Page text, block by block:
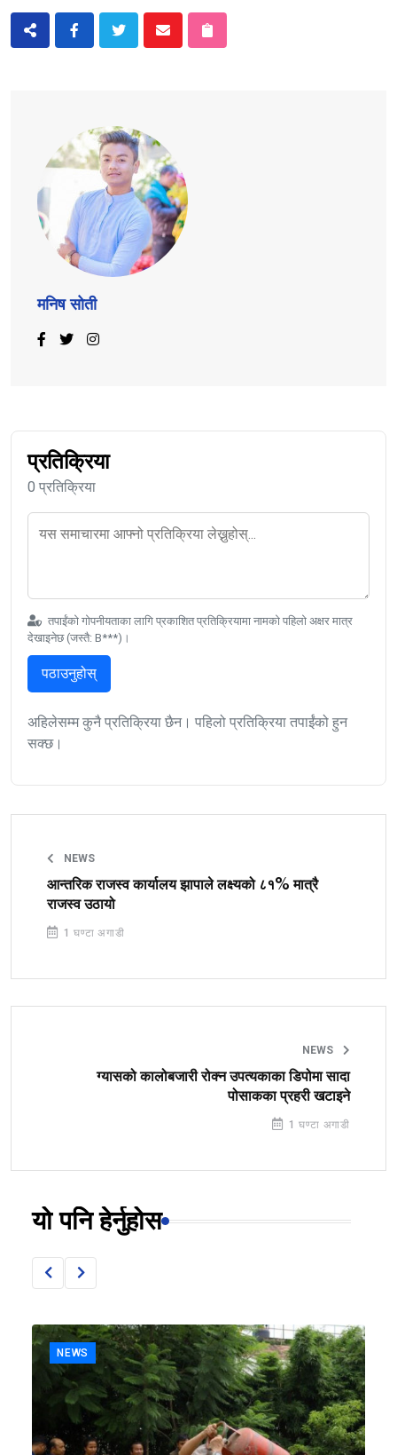
मनिष सोती
प्रतिक्रिया
0 प्रतिक्रिया
तपाईंको गोपनीयताका लागि प्रकाशित प्रतिक्रियामा नामको पहिलो अक्षर मात्र
देखाइनेछ (जस्तै: B***)।
पठाउनुहोस्
अहिलेसम्म कुनै प्रतिक्रिया छैन। पहिलो प्रतिक्रिया तपाईंको हुन
सक्छ।
NEWS
आन्तरिक राजस्व कार्यालय झापाले लक्ष्यको ८१% मात्रै
राजस्व उठायो
1 घण्टा अगाडी
NEWS
ग्यासको कालोबजारी रोक्न उपत्यकाका डिपोमा सादा
पोसाकका प्रहरी खटाइने
1 घण्टा अगाडी
यो पनि हेर्नुहोस
NEWS